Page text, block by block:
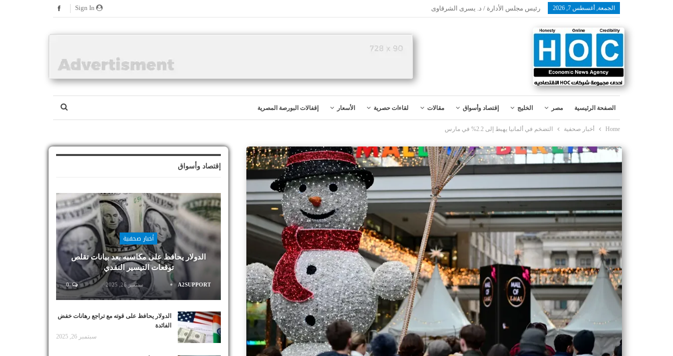
الجمعة, أغسطس 7, 2026 رئيس مجلس الأدارة / د. يسرى الشرقاوى
الصفحة الرئيسية مصر الخليج إقتصاد وأسواق مقالات لقاءات حصرية الأسعار إقفالات البورصة المصرية
Home أخبار صحفية التضخم في ألمانيا يهبط إلى 2.2% في مارس
إقتصاد وأسواق
أخبار صحفية
الدولار يحافظ على مكاسبه بعد بيانات تقلص
توقعات التيسير النقدي
A2SUPPORT سبتمبر 26, 2025 0
الدولار يحافظ على قوته مع تراجع رهانات خفض
الفائدة
سبتمبر 26, 2025